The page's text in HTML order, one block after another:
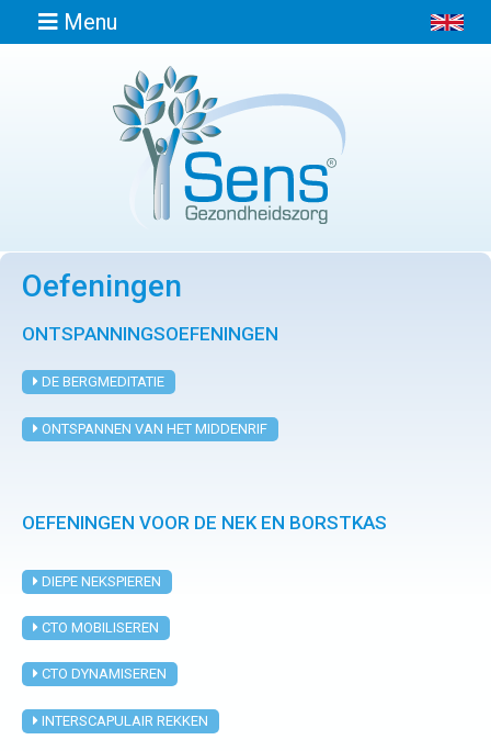
Menu
Afspraak
Locaties
Contact
therapie
therapie
Craniosacraal
Oefeningen
ONTSPANNINGSOEFENINGEN
DE BERGMEDITATIE
ONTSPANNEN VAN HET MIDDENRIF
OEFENINGEN VOOR DE NEK EN BORSTKAS
DIEPE NEKSPIEREN
CTO MOBILISEREN
CTO DYNAMISEREN
INTERSCAPULAIR REKKEN